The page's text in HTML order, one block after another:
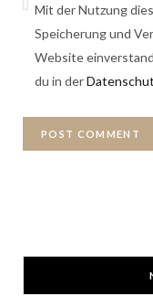
Mit der Nutzung
Speicherung und
Website
du in der